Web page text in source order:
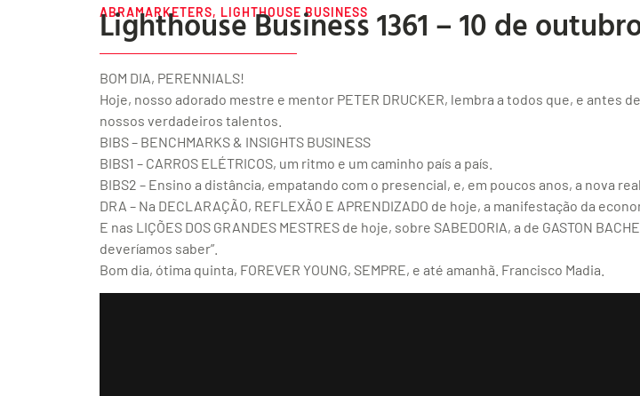
ABRAMARKETERS, LIGHTHOUSE BUSINESS
Lighthouse Business 1361 – 10 de
BOM DIA, PERENNIALS!
Hoje, nosso adorado mestre e mentor PETER DRUCKER, lembra a todos que, e
nossos verdadeiros talentos.
BIBS – BENCHMARKS & INSIGHTS BUSINESS
BIBS1 – CARROS ELÉTRICOS, um ritmo e um caminho país a país.
BIBS2 – Ensino a distância, empatando com o presencial, e, em poucos anos, a nova
DRA – Na DECLARAÇÃO, REFLEXÃO E APRENDIZADO de hoje, a manifestação da
E nas LIÇÕES DOS GRANDES MESTRES de hoje, sobre SABEDORIA, a de GASTON
deveríamos saber”.
Bom dia, ótima quinta, FOREVER YOUNG, SEMPRE, e até amanhã. Francisco Madia.